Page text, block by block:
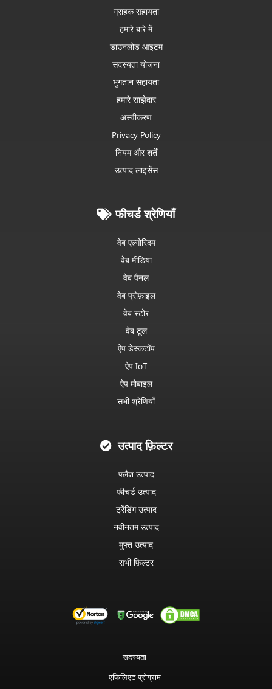
ग्राहक सहायता
हमारे बारे में
डाउनलोड आइटम
सदस्यता योजना
भुगतान सहायता
हमारे साझेदार
अस्वीकरण
Privacy Policy
नियम और शर्तें
उत्पाद लाइसेंस
फीचर्ड श्रेणियाँ
वेब एल्गोरिदम
वेब मीडिया
वेब पैनल
वेब प्रोफ़ाइल
वेब स्टोर
वेब टूल
ऐप डेस्कटॉप
ऐप IoT
ऐप मोबाइल
सभी श्रेणियाँ
उत्पाद फ़िल्टर
फ्लैश उत्पाद
फीचर्ड उत्पाद
ट्रेंडिंग उत्पाद
नवीनतम उत्पाद
मुफ्त उत्पाद
सभी फ़िल्टर
सदस्यता
एफिलिएट प्रोग्राम